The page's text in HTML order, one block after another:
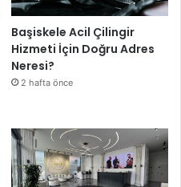
Başiskele Acil Çilingir
Hizmeti İçin Doğru Adres
Neresi?
2 hafta önce